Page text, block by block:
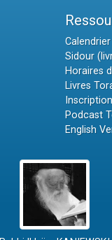
Sidour
Horaires
Livres
Inscription
Podcast
English